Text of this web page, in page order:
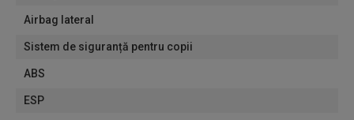
Airbag lateral
Sistem de siguranță pentru copii
ABS
ESP